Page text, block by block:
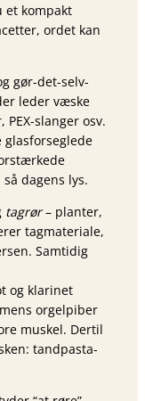
et kompakt
ordet kan
gør-det-selv-
leder væske
slanger osv.
glasforseglede
dagens lys.
tagrør– planter,
tagmateriale,
Samtidig
og klarinet
orgelpiber
muskel. Dertil
tandpasta-